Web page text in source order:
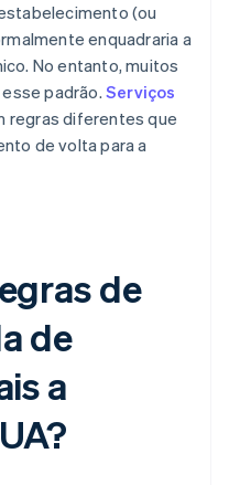
(ou
enquadraria a
No entanto, muitos
padrão.Serviços
regras diferentes que
de volta para a
de
de
a